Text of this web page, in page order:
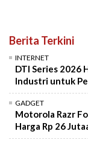
Berita Terkini
INTERNET
DTI Series 2026
Industri untuk
GADGET
Motorola Razr
Harga Rp 26